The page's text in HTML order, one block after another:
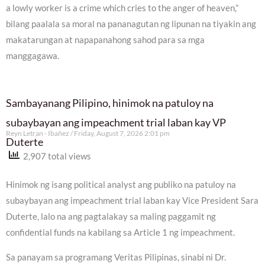
a lowly worker is a crime which cries to the anger of heaven,”
bilang paalala sa moral na pananagutan ng lipunan na tiyakin ang
makatarungan at napapanahong sahod para sa mga
manggagawa.
Sambayanang Pilipino, hinimok na patuloy na
subaybayan ang impeachment trial laban kay VP
Duterte
Reyn Letran - Ibañez Friday, August 7, 2026 2:01 pm
2,907 total views
Hinimok ng isang political analyst ang publiko na patuloy na
subaybayan ang impeachment trial laban kay Vice President Sara
Duterte, lalo na ang pagtalakay sa maling paggamit ng
confidential funds na kabilang sa Article 1 ng impeachment.
Sa panayam sa programang Veritas Pilipinas, sinabi ni Dr.